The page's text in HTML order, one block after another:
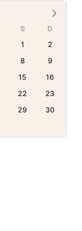
S
D
1
2
8
9
15
16
22
23
29
30